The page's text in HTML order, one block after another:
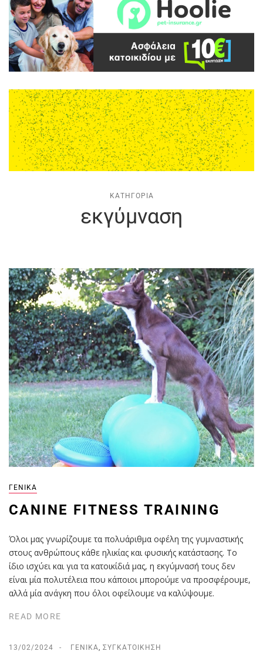
ΚΑΤΗΓΟΡΊΑ
εκγύμναση
ΓΕΝΙΚΆ
CANINE FITNESS TRAINING
Όλοι μας γνωρίζουμε τα πολυάριθμα οφέλη της γυμναστικής
στους ανθρώπους κάθε ηλικίας και φυσικής κατάστασης. Το
ίδιο ισχύει και για τα κατοικίδιά μας, η εκγύμνασή τους δεν
είναι μία πολυτέλεια που κάποιοι μπορούμε να προσφέρουμε,
αλλά μία ανάγκη που όλοι οφείλουμε να καλύψουμε.
READ MORE
13/02/2024 ΓΕΝΙΚΆ, ΣΥΓΚΑΤΟΊΚΗΣΗ